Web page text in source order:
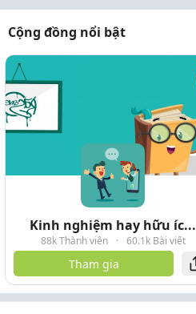
Cộng đồng nổi bật
Kinh nghiệm hay hữu íc...
88k Thành viên · 60.1k Bài viết
Tham gia